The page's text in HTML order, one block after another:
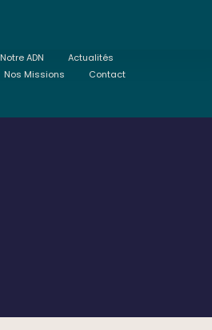
Notre ADN
Actualités
Nos Missions
Contact